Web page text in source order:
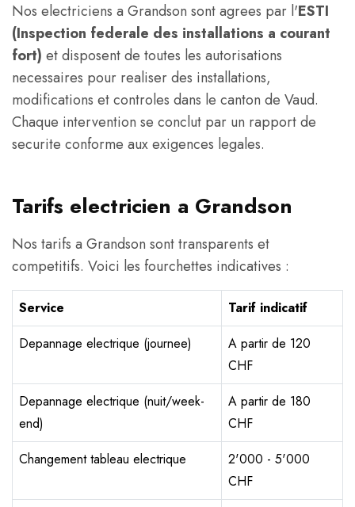
Nos electriciens a Grandson sont agrees par l'ESTI
(Inspection federale des installations a courant
fort) et disposent de toutes les autorisations
necessaires pour realiser des installations,
modifications et controles dans le canton de Vaud.
Chaque intervention se conclut par un rapport de
securite conforme aux exigences legales.
Tarifs electricien a Grandson
Nos tarifs a Grandson sont transparents et
competitifs. Voici les fourchettes indicatives :
Service
Tarif indicatif
Depannage electrique (journee)
A partir de 120
CHF
Depannage electrique (nuit/week-
end)
A partir de 180
CHF
Changement tableau electrique
2'000 - 5'000
CHF